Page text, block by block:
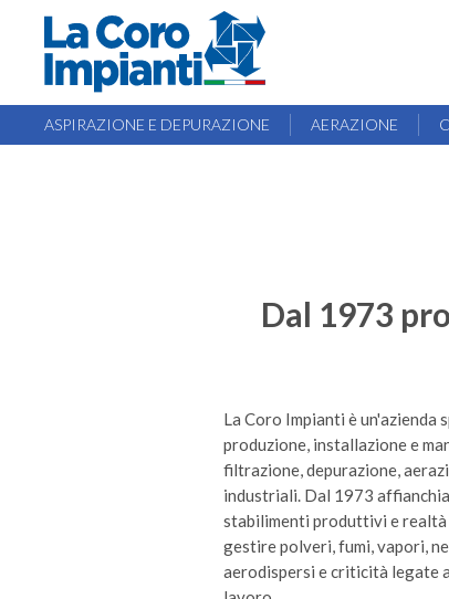
ASPIRAZIONE E DEPURAZIONE AERAZIONE
Dal 1973
La Coro Impianti è
produzione, installazione e
filtrazione, depurazione,
industriali. Dal 1973
stabilimenti produttivi e realtà
gestire polveri, fumi, vapori,
aerodispersi e criticità legate